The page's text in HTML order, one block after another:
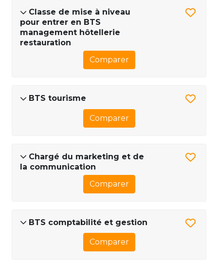
Classe de mise à niveau
pour entrer en BTS
management hôtellerie
restauration
Comparer
BTS tourisme
Comparer
Chargé du marketing et de
la communication
Comparer
BTS comptabilité et gestion
Comparer